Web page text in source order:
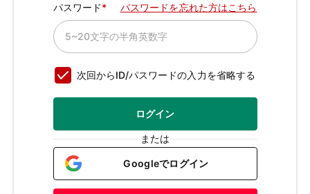
パスワード パスワードを忘れた方はこちら
次回からID/パスワードの入力を省略する
ログイン
または
Googleでログイン